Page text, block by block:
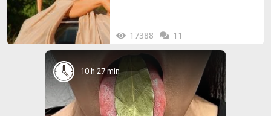
17388 11
10 h 27 min